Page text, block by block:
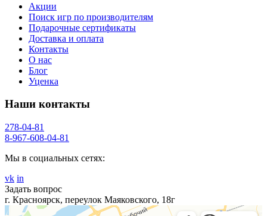
Акции
Поиск игр по производителям
Подарочные сертификаты
Доставка и оплата
Контакты
О нас
Блог
Уценка
Наши контакты
278-04-81
8-967-608-04-81
Мы в социальных сетях:
vk in
Задать вопрос
г. Красноярск, переулок Маяковского, 18г